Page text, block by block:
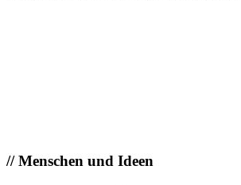
//Menschen und Ideen